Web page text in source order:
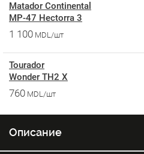
Matador Continental
MP-47 Hectorra 3
1 100 MDL/шт
Tourador
Wonder TH2 X
760 MDL/шт
Описание